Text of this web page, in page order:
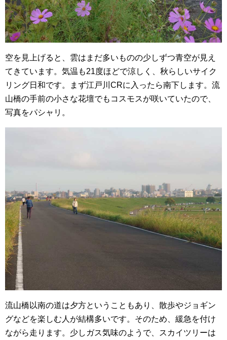
空を見上げると、雲はまだ多いものの少しずつ青空が見え
てきています。気温も21度ほどで涼しく、秋らしいサイク
リング日和です。まず江戸川CRに入ったら南下します。流
山橋の手前の小さな花壇でもコスモスが咲いていたので、
写真をパシャリ。
流山橋以南の道は夕方ということもあり、散歩やジョギン
グなどを楽しむ人が結構多いです。そのため、緩急を付け
ながら走ります。少しガス気味のようで、スカイツリーは